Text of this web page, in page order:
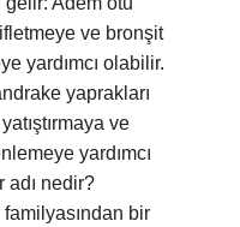
ve bronşit
yardımcı olabilir.
yaprakları
ve
yardımcı
adı nedir?
bir